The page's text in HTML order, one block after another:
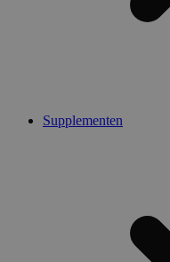
Supplementen